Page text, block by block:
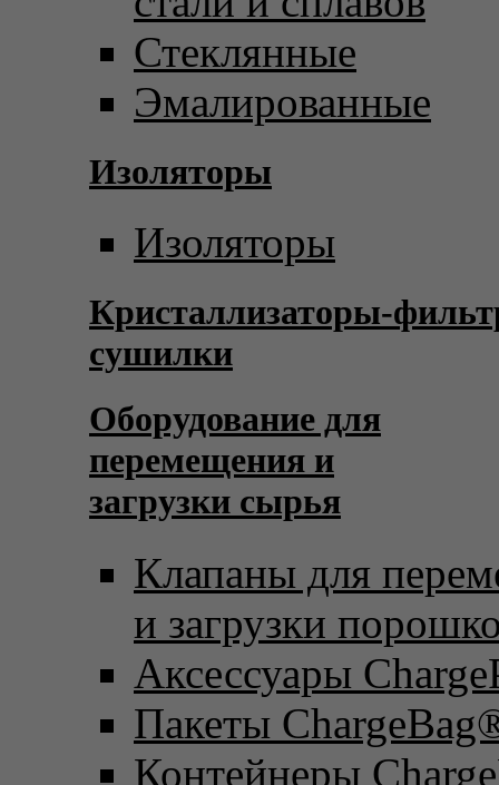
Стеклянные
Эмалированные
Изоляторы
Изоляторы
Кристаллизаторы-
сушилки
Оборудование для
перемещения и
загрузки сырья
Клапаны для
и загрузки
Аксессуары
Пакеты
Контейнеры